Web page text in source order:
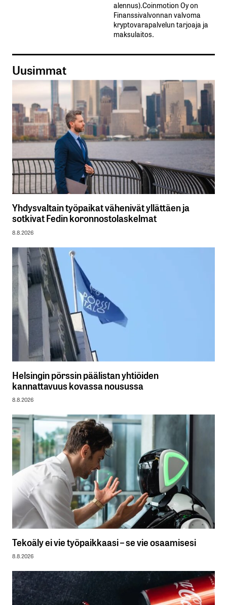
alennus).Coinmotion Oy on
Finanssivalvonnan valvoma
kryptovarapalvelun tarjoaja ja
maksulaitos.
Uusimmat
Yhdysvaltain työpaikat vähenivät yllättäen ja
sotkivat Fedin koronnostolaskelmat
8.8.2026
Helsingin pörssin päälistan yhtiöiden
kannattavuus kovassa nousussa
8.8.2026
Tekoäly ei vie työpaikkaasi – se vie osaamisesi
8.8.2026